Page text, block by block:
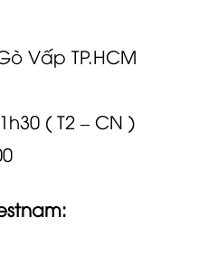
Vấp TP.HCM
( T2 – CN )